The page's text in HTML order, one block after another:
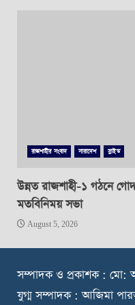
রাজশাহীর সংবাদ সারাদেশ স্লাইড
উন্নত রাজশাহী-১ গঠনে
মতবিনিময় সভা
August 5, 2026
সম্পাদক ও প্রকাশক : মো:
যুগ্ম সম্পাদক : আজিমা